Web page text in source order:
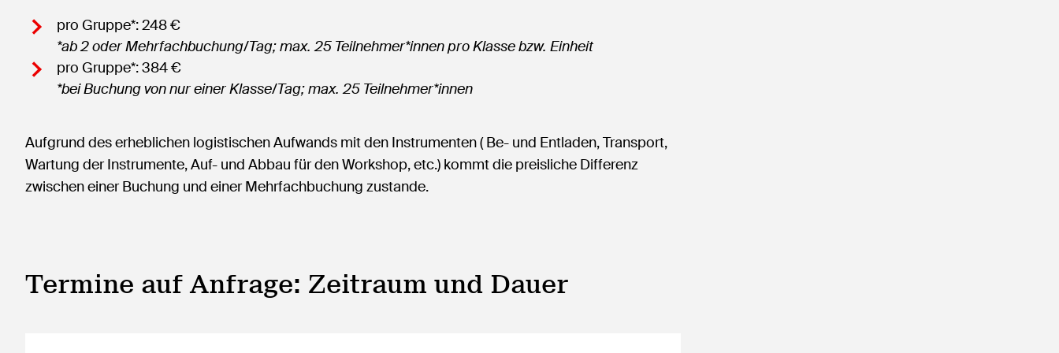
pro Gruppe*: 248 €
*ab 2 oder Mehrfachbuchung/Tag; max. 25 Teilnehmer*innen pro Klasse bzw. Einheit
pro Gruppe*: 384 €
*bei Buchung von nur einer Klasse/Tag; max. 25 Teilnehmer*innen
Aufgrund des erheblichen logistischen Aufwands mit den Instrumenten ( Be- und Entladen, Transport,
Wartung der Instrumente, Auf- und Abbau für den Workshop, etc.) kommt die preisliche Differenz
zwischen einer Buchung und einer Mehrfachbuchung zustande.
Termine auf Anfrage: Zeitraum und Dauer